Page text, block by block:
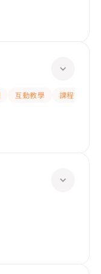
互動教學
課程設計